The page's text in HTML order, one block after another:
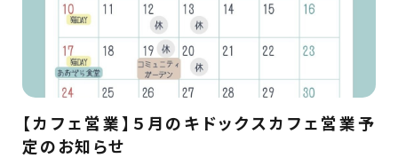
【カフェ営業】５月のキドックスカフェ営業予
定のお知らせ